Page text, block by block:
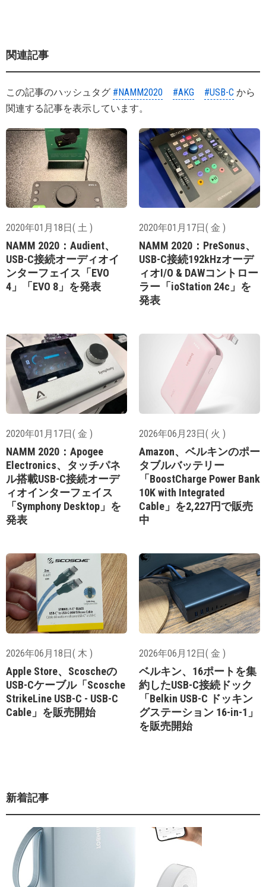
関連記事
この記事のハッシュタグ #NAMM2020 #AKG #USB-C から
関連する記事を表示しています。
2020年01月18日( 土 )
NAMM 2020：Audient、
USB-C接続オーディオイ
ンターフェイス「EVO
4」「EVO 8」を発表
2020年01月17日( 金 )
NAMM 2020：PreSonus、
USB-C接続192kHzオーデ
ィオI/O & DAWコントロー
ラー「ioStation 24c」を
発表
2020年01月17日( 金 )
NAMM 2020：Apogee
Electronics、タッチパネ
ル搭載USB-C接続オーデ
ィオインターフェイス
「Symphony Desktop」を
発表
2026年06月23日( 火 )
Amazon、ベルキンのポー
タブルバッテリー
「BoostCharge Power Bank
10K with Integrated
Cable」を2,227円で販売
中
2026年06月18日( 木 )
Apple Store、Scoscheの
USB-Cケーブル「Scosche
StrikeLine USB-C - USB-C
Cable」を販売開始
2026年06月12日( 金 )
ベルキン、16ポートを集
約したUSB-C接続ドック
「Belkin USB-C ドッキン
グステーション 16-in-1」
を販売開始
新着記事